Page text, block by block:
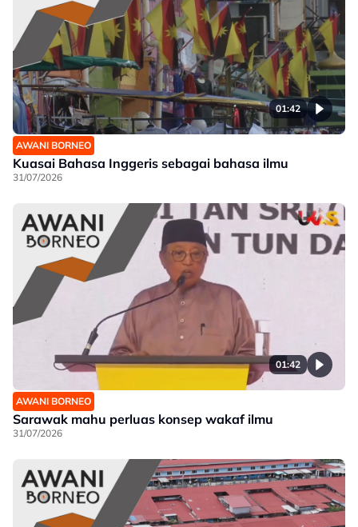
01:42
AWANI BORNEO
Kuasai Bahasa Inggeris sebagai bahasa ilmu
31/07/2026
01:42
AWANI BORNEO
Sarawak mahu perluas konsep wakaf ilmu
31/07/2026